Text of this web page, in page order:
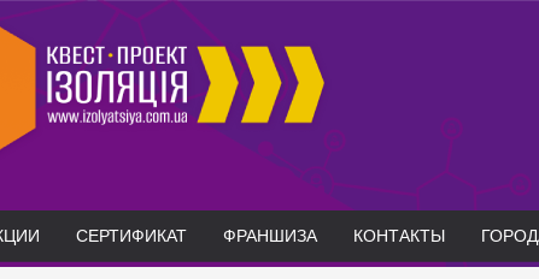
СЕРТИФИКАТ ФРАНШИЗА КОНТАКТЫ